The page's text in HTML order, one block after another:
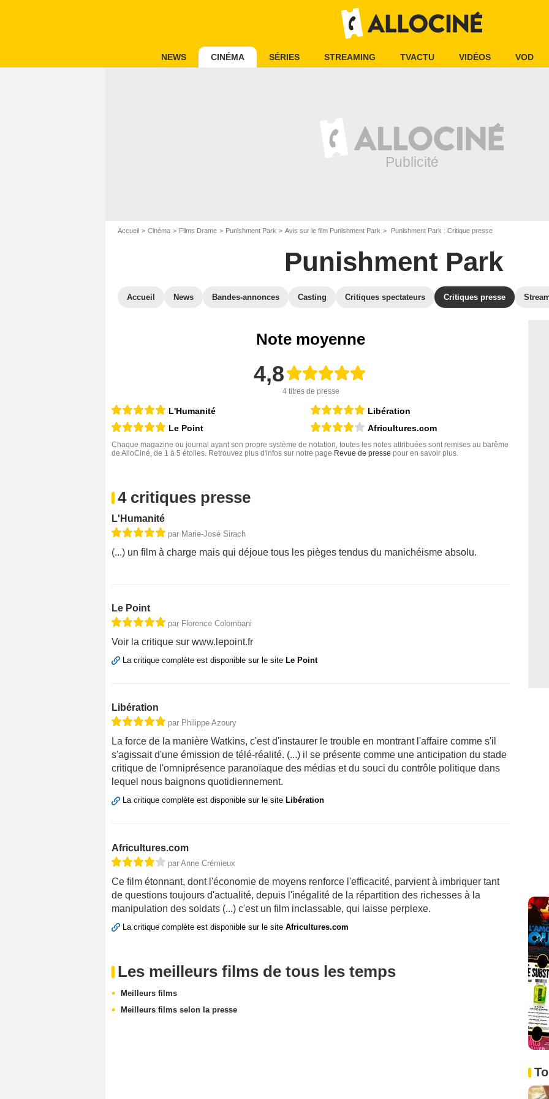
NEWS CINÉMA SÉRIES STREAMING TVACTU VIDÉOS VOD
Accueil Cinéma Films Drame Punishment Park Avis sur le film Punishment Park Punishment Park : Critique presse
Punishment Park
Accueil News Bandes-annonces Casting Critiques spectateurs Critiques presse
Note moyenne
4,8
4 titres de presse
L'Humanité
Le Point
Libération
Africultures.com
Chaque magazine ou journal ayant son propre système de notation, toutes les notes attribuées sont remises au barême
de AlloCiné, de 1 à 5 étoiles. Retrouvez plus d'infos sur notre page Revue de presse pour en savoir plus.
4 critiques presse
L'Humanité
par Marie-José Sirach
(...) un film à charge mais qui déjoue tous les pièges tendus du manichéisme absolu.
Le Point
par Florence Colombani
Voir la critique sur www.lepoint.fr
La critique complète est disponible sur le site Le Point
Libération
par Philippe Azoury
La force de la manière Watkins, c'est d'instaurer le trouble en montrant l'affaire comme s'il
s'agissait d'une émission de télé-réalité. (...) il se présente comme une anticipation du stade
critique de l'omniprésence paranoïaque des médias et du souci du contrôle politique dans
lequel nous baignons quotidiennement.
La critique complète est disponible sur le site Libération
Africultures.com
par Anne Crémieux
Ce film étonnant, dont l'économie de moyens renforce l'efficacité, parvient à imbriquer tant
de questions toujours d'actualité, depuis l'inégalité de la répartition des richesses à la
manipulation des soldats (...) c'est un film inclassable, qui laisse perplexe.
La critique complète est disponible sur le site Africultures.com
Les meilleurs films de tous les temps
Meilleurs films
Meilleurs films selon la presse